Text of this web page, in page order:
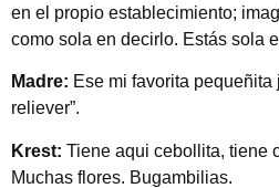
en el propio establecimiento;
como sola en decirlo. Estás sola
Madre: Ese mi favorita pequeñita
reliever”.
Krest: Tiene aqui cebollita, tiene
Muchas flores. Bugambilias.